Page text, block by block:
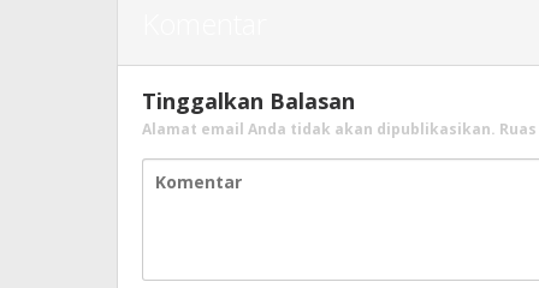
Tinggalkan Balasan
Alamat email Anda tidak akan dipublikasikan.